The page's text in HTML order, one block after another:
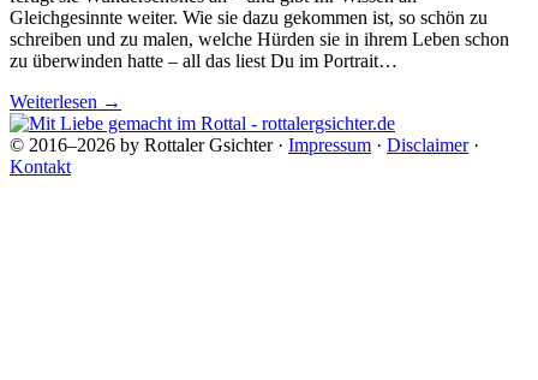
Gleichgesinnte weiter. Wie sie dazu gekommen ist, so schön zu
schreiben und zu malen, welche Hürden sie in ihrem Leben schon
zu überwinden hatte – all das liest Du im Portrait…
Weiterlesen →
© 2016–2026 by Rottaler Gsichter · Impressum · Disclaimer·
Kontakt